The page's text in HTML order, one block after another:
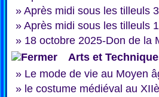
» Après midi sous les tilleuls
» Après midi sous les tilleuls
» 18 octobre 2025-Don de la
Arts et
» Le mode de vie au Moyen
» le costume médiéval au